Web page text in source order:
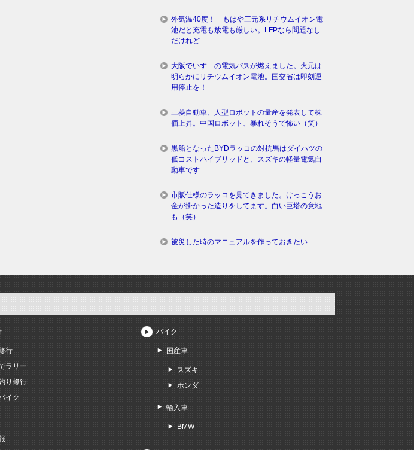
外気温40度！ もはや三元系リチウムイオン電
池だと充電も放電も厳しい。LFPなら問題なし
だけれど
大阪でいすゞの電気バスが燃えました。火元は
明らかにリチウムイオン電池。国交省は即刻運
用停止を！
三菱自動車、人型ロボットの量産を発表して株
価上昇。中国ロボット、暴れそうで怖い（笑）
黒船となったBYDラッコの対抗馬はダイハツの
低コストハイブリッドと、スズキの軽量電気自
動車です
市販仕様のラッコを見てきました。けっこうお
金が掛かった造りをしてます。白い巨塔の意地
も（笑）
被災した時のマニュアルを作っておきたい
行
ラリー
り修行
イク
バイク
国産車
スズキ
ホンダ
輸入車
BMW